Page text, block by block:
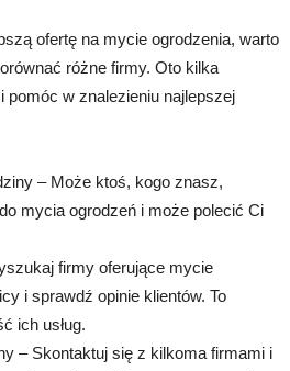
ofertę na mycie ogrodzenia, warto
różne firmy. Oto kilka
w znalezieniu najlepszej
– Może ktoś, kogo znasz,
mycia ogrodzeń i może polecić Ci
firmy oferujące mycie
i sprawdź opinie klientów. To
ich usług.
– Skontaktuj się z kilkoma firmami i